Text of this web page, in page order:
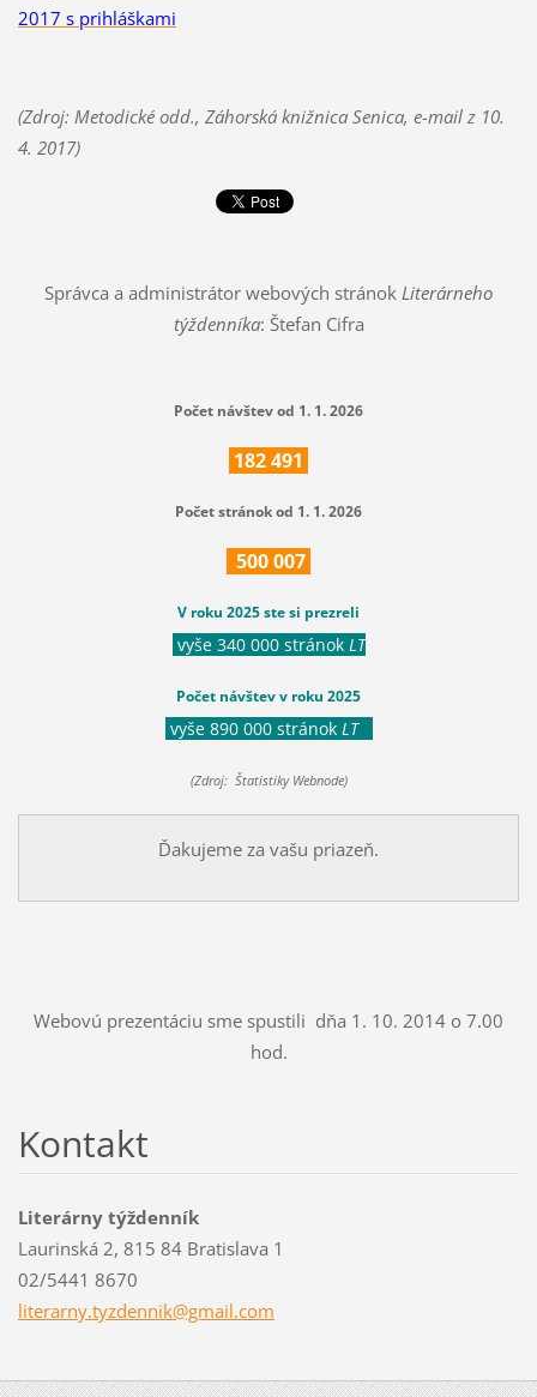
2017 s prihláškami
(Zdroj: Metodické odd., Záhorská knižnica Senica, e-mail z 10.
4. 2017)
Správca a administrátor webových stránok Literárneho
týždenníka: Štefan Cifra
Počet návštev od 1. 1. 2026
182491
Počet stránok od 1. 1. 2026
500007
V roku 2025 ste si prezreli
vyše 340 000 stránok LT
Počet návštev v roku 2025
vyše 890 000 stránok LT
(Zdroj: Štatistiky Webnode)
Ďakujeme za vašu priazeň.
Webovú prezentáciu sme spustili dňa 1. 10. 2014 o 7.00
hod.
Kontakt
Literárny týždenník
Laurinská 2, 815 84 Bratislava 1
02/5441 8670
literarny.tyzdennik@gmail.com